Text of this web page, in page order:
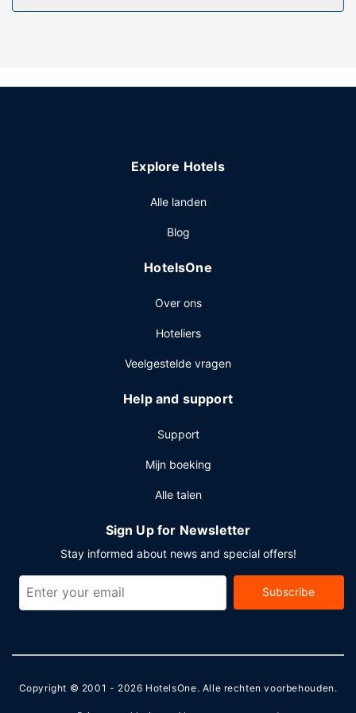
Plezier gegarandeerd dankzij een buitenzwembad of
Explore Hotels
Alle landen
Blog
HotelsOne
Over ons
Hoteliers
Veelgestelde vragen
Help and support
Support
Mijn boeking
Alle talen
Sign Up for Newsletter
Stay informed about news and special offers!
Subscribe
Copyright © 2001 - 2026 HotelsOne. Alle rechten voorbehouden.